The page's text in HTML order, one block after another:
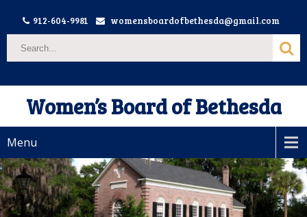
912-604-9981 womensboardofbethesda@gmail.com
Women’s Board of Bethesda
Menu